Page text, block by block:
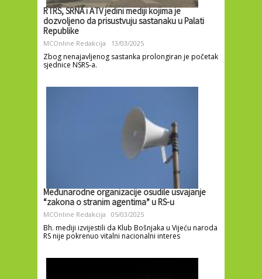
RTRS, SRNA i ATV jedini mediji kojima je
dozvoljeno da prisustvuju sastanaku u Palati
Republike
MCOnline Redakcija 13/03/2025
Zbog nenajavljenog sastanka prolongiran je početak
sjednice NSRS-a.
Međunarodne organizacije osudile usvajanje
“zakona o stranim agentima” u RS-u
MCOnline Redakcija 05/03/2025
Bh. mediji izvijestili da Klub Bošnjaka u Vijeću naroda
RS nije pokrenuo vitalni nacionalni interes